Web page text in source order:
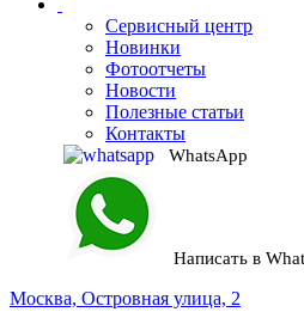
Сервисный центр
Новинки
Фотоотчеты
Новости
Полезные статьи
Контакты
WhatsApp
Написать в
Москва, Островная улица, 2